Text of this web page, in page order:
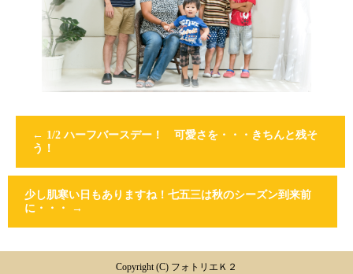
← 1/2 ハーフバースデー！ 可愛さを・・・きちんと残そ
う！
少し肌寒い日もありますね！七五三は秋のシーズン到来前
に・・・
→
Copyright (C) フォトリエＫ２